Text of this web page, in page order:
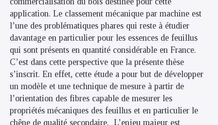
application. Le classement mécanique par machine est
l’une des problématiques phares qui reste à étudier
davantage en particulier pour les essences de feuillus
qui sont présents en quantité considérable en France.
C’est dans cette perspective que la présente thèse
s’inscrit. En effet, cette étude a pour but de développer
un modèle et une technique de mesure à partir de
l’orientation des fibres capable de mesurer les
propriétés mécaniques des feuillus et en particulier le
chêne de qualité secondaire. L’enjeu majeur est